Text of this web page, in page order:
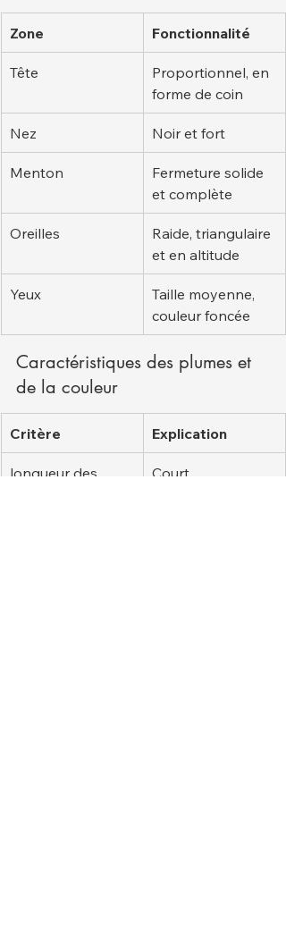
Zone Fonctionnalité
Tête
Proportionnel, en
forme de coin
Nez Noir et fort
Menton
Fermeture solide
et complète
Oreilles
Raide, triangulaire
et en altitude
Yeux
Taille moyenne,
couleur foncée
Caractéristiques des plumes et
de la couleur
Critère Explication
longueur des
Court